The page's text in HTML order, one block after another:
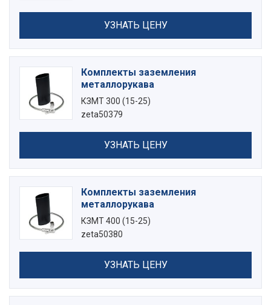
УЗНАТЬ ЦЕНУ
Комплекты заземления
металлорукава
КЗМТ 300 (15-25)
zeta50379
УЗНАТЬ ЦЕНУ
Комплекты заземления
металлорукава
КЗМТ 400 (15-25)
zeta50380
УЗНАТЬ ЦЕНУ